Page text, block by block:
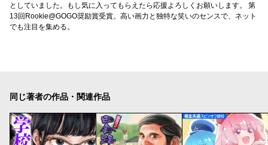
としていました。もし気に入ってもらえたら応援よろしくお願いします。 第
13回Rookie@GOGO奨励賞受賞。高い画力と独特な笑いのセンスで、ネット
でも注目を集める。
同じ著者の作品・関連作品